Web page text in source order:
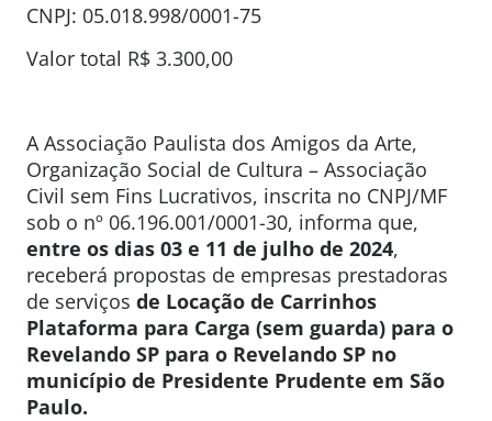
CNPJ: 05.018.998/0001-75
Valor total R$ 3.300,00
A Associação Paulista dos Amigos da Arte,
Organização Social de Cultura – Associação
Civil sem Fins Lucrativos, inscrita no CNPJ/MF
sob o nº 06.196.001/0001-30, informa que,
entre os dias 03 e 11 de julho de 2024,
receberá propostas de empresas prestadoras
de serviços de Locação de Carrinhos
Plataforma para Carga (sem guarda) para o
Revelando SP para o Revelando SP no
município de Presidente Prudente em São
Paulo.